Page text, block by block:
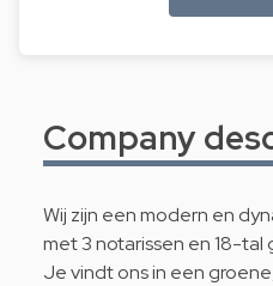
Company
Wij zijn een modern en
met 3 notarissen en 18-
Je vindt ons in een